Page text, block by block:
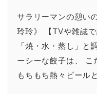
サラリーマンの憩い
玲玲》 【TVや雑誌
「焼・水・蒸し」と
ーシーな餃子は、 こ
もちもち熱々ビール